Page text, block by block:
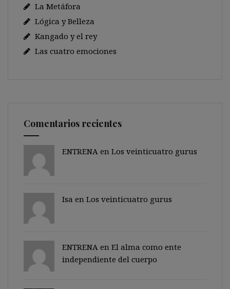
La Metáfora
Lógica y Belleza
Kangado y el rey
Las cuatro emociones
Comentarios recientes
ENTRENA en Los veinticuatro gurus
Isa en Los veinticuatro gurus
ENTRENA en El alma como ente
independiente del cuerpo